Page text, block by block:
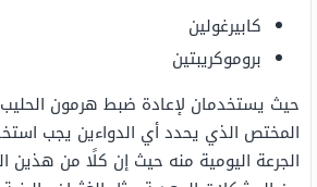
كابيرغولين
بروموكريبتين
حيث يستخدمان لإعادة ضبط هرمون
المختص الذي يحدد أي الدواءين يجب
الجرعة اليومية منه حيث إن كلًا من هذين